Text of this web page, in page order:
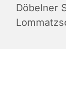
Döbelner